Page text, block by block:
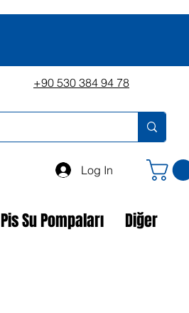
Log In
Pis Su Pompaları Diğer
+90 530 384 94 78